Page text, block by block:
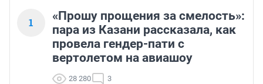
1
«Прошу прощения за смелость»:
пара из Казани рассказала, как
провела гендер-пати с
вертолетом на авиашоу
28 280 3